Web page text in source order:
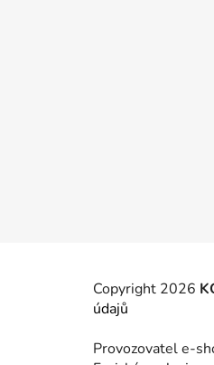
Copyright 2026
údajů
Provozovatel e-